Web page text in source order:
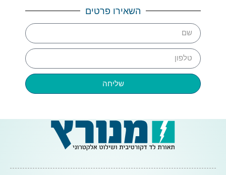
השאירו פרטים
שליחה